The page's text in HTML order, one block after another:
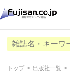
トップ 出版社一覧